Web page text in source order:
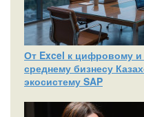
От Excel к цифровому и
среднему бизнесу
экосистему SAP